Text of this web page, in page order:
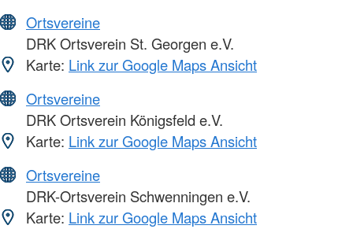
Ortsvereine
DRK Ortsverein St. Georgen e.V.
Karte: Link zur Google Maps Ansicht
Ortsvereine
DRK Ortsverein Königsfeld e.V.
Karte: Link zur Google Maps Ansicht
Ortsvereine
DRK-Ortsverein Schwenningen e.V.
Karte: Link zur Google Maps Ansicht